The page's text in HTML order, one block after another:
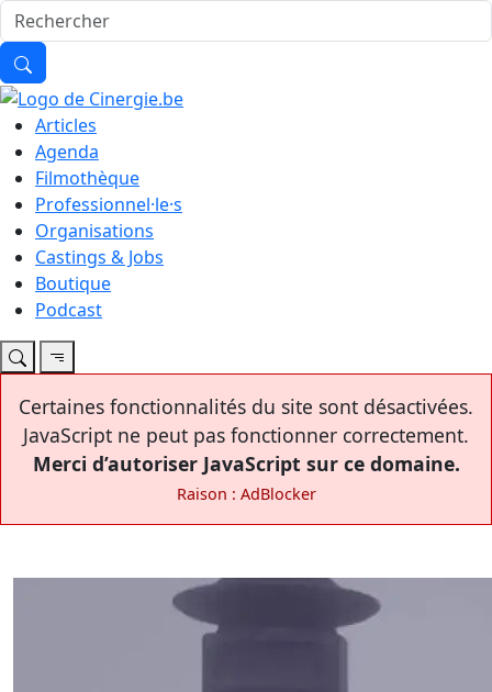
Articles
Agenda
Filmothèque
Professionnel·le·s
Organisations
Castings & Jobs
Boutique
Podcast
Certaines fonctionnalités du site sont désactivées.
JavaScript ne peut pas fonctionner correctement.
Merci d’autoriser JavaScript sur ce domaine.
Raison : AdBlocker